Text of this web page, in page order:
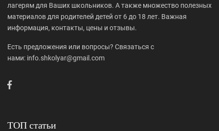
лагерям для Ваших школьников. А также множество полезных
материалов для родителей детей от 6 до 18 лет. Важная
информация, контакты, цены и отзывы.
Есть предложения или вопросы? Связаться с
нами: info.shkolyar@gmail.com
ТОП статьи